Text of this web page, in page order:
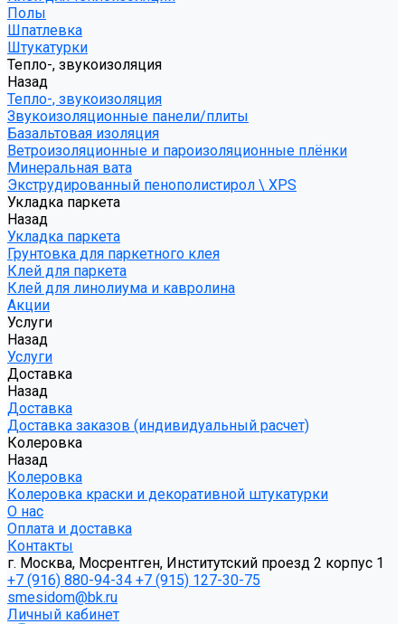
Полы
Шпатлевка
Штукатурки
Тепло-, звукоизоляция
Назад
Тепло-, звукоизоляция
Звукоизоляционные панели/плиты
Базальтовая изоляция
Ветроизоляционные и пароизоляционные плёнки
Минеральная вата
Экструдированный пенополистирол \ XPS
Укладка паркета
Назад
Укладка паркета
Грунтовка для паркетного клея
Клей для паркета
Клей для линолиума и кавролина
Акции
Услуги
Назад
Услуги
Доставка
Назад
Доставка
Доставка заказов (индивидуальный расчет)
Колеровка
Назад
Колеровка
Колеровка краски и декоративной штукатурки
О нас
Оплата и доставка
Контакты
г. Москва, Мосрентген, Институтский проезд 2 корпус 1
+7 (916) 880-94-34 +7 (915) 127-30-75
smesidom@bk.ru
Личный кабинет